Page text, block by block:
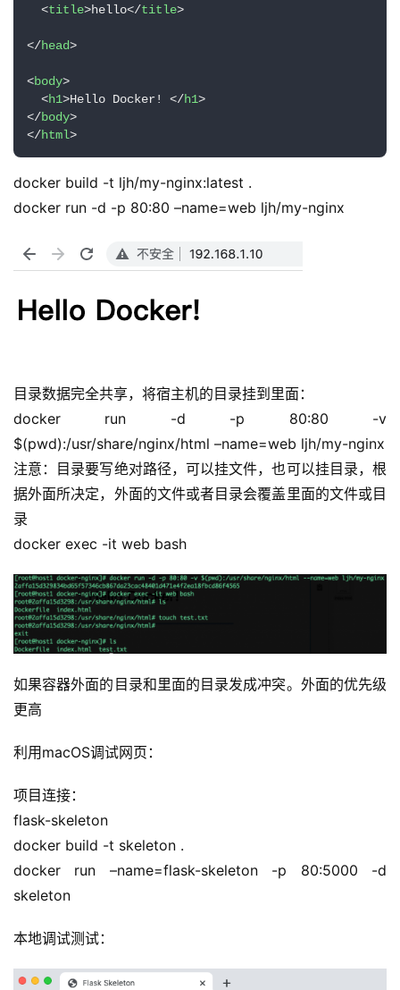
有
实
战
目
<title>hello</title>
</head>
<body>
<h1>Hello Docker! </h1>
</body>
</html>
docker build -t ljh/my-nginx:latest .
docker run -d -p 80:80 –name=web ljh/my-nginx
目录数据完全共享，将宿主机的目录挂到里面：
docker run -d -p 80:80 -v
$(pwd):/usr/share/nginx/html –name=web ljh/my-nginx
注意：目录要写绝对路径，可以挂文件，也可以挂目录，根
据外面所决定，外面的文件或者目录会覆盖里面的文件或目
录
docker exec -it web bash
如果容器外面的目录和里面的目录发成冲突。外面的优先级
更高
利用macOS调试网页：
项目连接：
flask-skeleton
docker build -t skeleton .
docker run –name=flask-skeleton -p 80:5000 -d
skeleton
本地调试测试：